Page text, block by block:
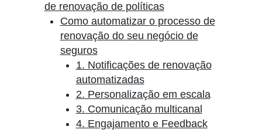
de renovação de políticas
Como automatizar o processo de
renovação do seu negócio de
seguros
1. Notificações de renovação
automatizadas
2. Personalização em escala
3. Comunicação multicanal
4. Engajamento e Feedback